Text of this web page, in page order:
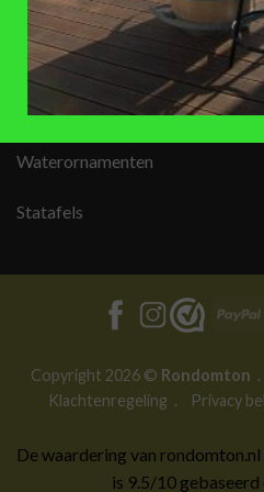
Regentonnen
Plantenbakken
Waterornamenten
Statafels
Copyright 2026 © Rondomton .
Klachtenregeling . Privacy
De waardering van
is 9.5/10